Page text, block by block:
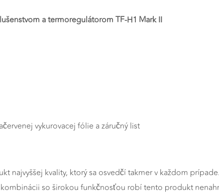
a termoregulátorom TF-H1 Mark II
vykurovacej fólie a záručný list
najvyššej kvality, ktorý sa osvedčí takmer v každom
so širokou funkčnosťou robí tento produkt